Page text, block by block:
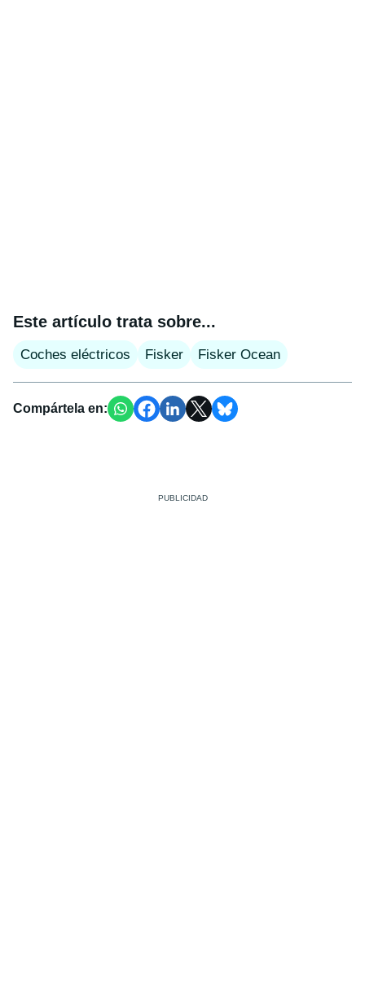
Este artículo trata sobre...
Coches eléctricos Fisker Fisker Ocean
Compártela en: